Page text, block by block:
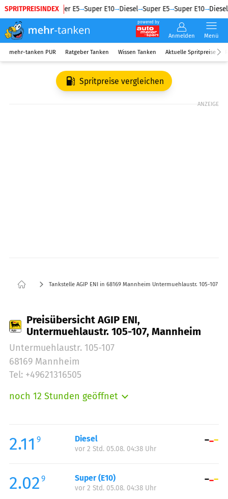
SPRITPREISINDEX
Diesel Super E5 Super E10 Diesel Super E5 Super E10 Diesel
powered by
Anmelden Menü
mehr-tanken PUR Ratgeber Tanken Wissen Tanken Aktuelle Spritpreise
Spritpreise vergleichen
ANZEIGE
Tankstelle AGIP ENI in 68169 Mannheim Untermuehlaustr. 105-107
Preisübersicht AGIP ENI,
Untermuehlaustr. 105-107, Mannheim
Untermuehlaustr. 105-107
68169 Mannheim
Tel: +49621316505
noch 12 Stunden geöffnet
Mittwoch:
05:00-22:00
Donnerstag:
Samstag:
06:00-22:00
Sonntag:
2.11 9 Diesel
vor 2 Std. 05.08. 04:38 Uhr
2.02 9 Super (E10)
vor 2 Std. 05.08. 04:38 Uhr